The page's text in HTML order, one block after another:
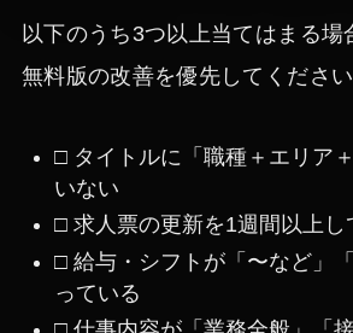
以下のうち3つ以上当てはまる場
無料版の改善を優先してください
□ タイトルに「職種＋エリア
いない
□ 求人票の更新を1週間以上し
□ 給与・シフトが「〜など」
っている